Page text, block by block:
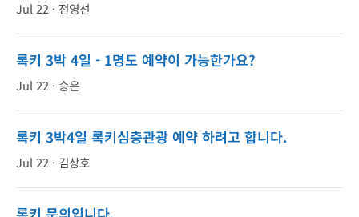
Jul 22 · 전영선
록키 3박 4일 - 1명도 예약이 가능한가요?
Jul 22 · 승은
록키 3박4일 록키심층관광 예약 하려고 합니다.
Jul 22 · 김상호